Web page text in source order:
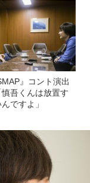
』コント演出
吾くんは放置す
ですよ」